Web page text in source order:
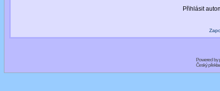
Přihlásit
Powered by
Český